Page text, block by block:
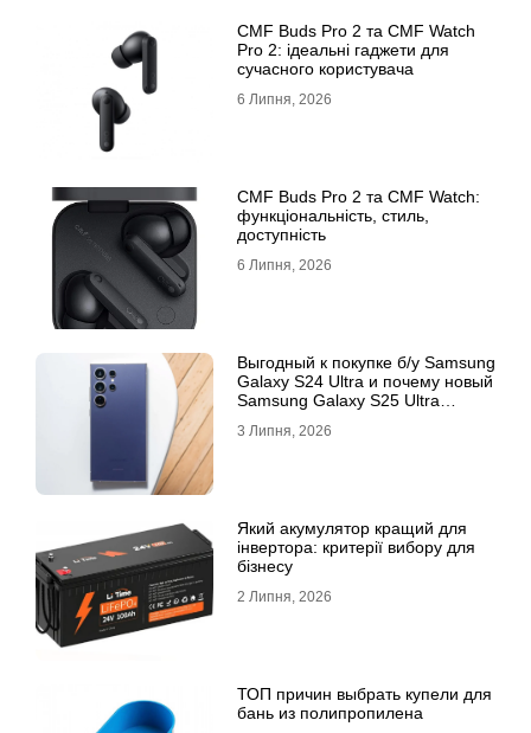
CMF Buds Pro 2 та CMF Watch
Pro 2: ідеальні гаджети для
сучасного користувача
6 Липня, 2026
CMF Buds Pro 2 та CMF Watch:
функціональність, стиль,
доступність
6 Липня, 2026
Выгодный к покупке б/у Samsung
Galaxy S24 Ultra и почему новый
Samsung Galaxy S25 Ultra
3 Липня, 2026
Який акумулятор кращий для
інвертора: критерії вибору для
бізнесу
2 Липня, 2026
ТОП причин выбрать купели для
бань из полипропилена